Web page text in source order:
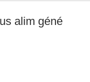
alim géné